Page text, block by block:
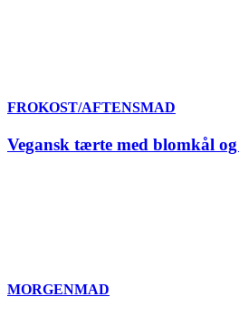
FROKOST/AFTENSMAD
Vegansk tærte med blomkål
MORGENMAD